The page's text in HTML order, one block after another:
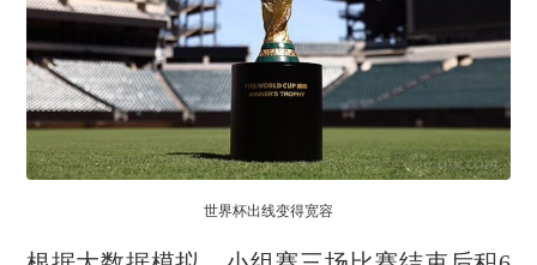
世界杯出线变得宽容